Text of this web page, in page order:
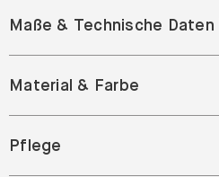
Maße & Technische Daten
Material & Farbe
Pflege